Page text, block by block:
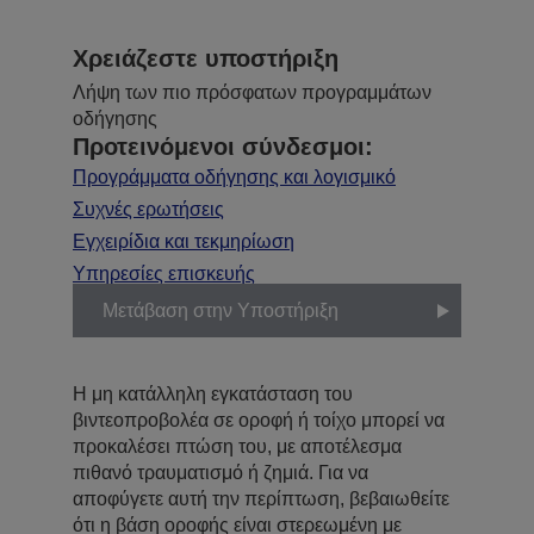
Χρειάζεστε υποστήριξη
Λήψη των πιο πρόσφατων προγραμμάτων
οδήγησης
Προτεινόμενοι σύνδεσμοι:
Προγράμματα οδήγησης και λογισμικό
Συχνές ερωτήσεις
Εγχειρίδια και τεκμηρίωση
Υπηρεσίες επισκευής
Μετάβαση στην Υποστήριξη
Η μη κατάλληλη εγκατάσταση του
βιντεοπροβολέα σε οροφή ή τοίχο μπορεί να
προκαλέσει πτώση του, με αποτέλεσμα
πιθανό τραυματισμό ή ζημιά. Για να
αποφύγετε αυτή την περίπτωση, βεβαιωθείτε
ότι η βάση οροφής είναι στερεωμένη με